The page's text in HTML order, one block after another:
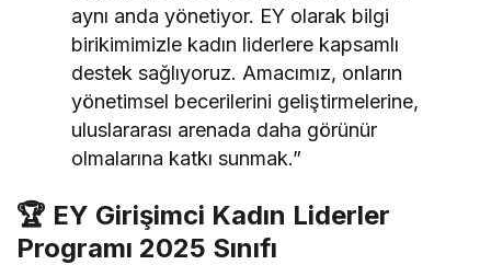
aynı anda yönetiyor. EY olarak bilgi
birikimimizle kadın liderlere kapsamlı
destek sağlıyoruz. Amacımız, onların
yönetimsel becerilerini geliştirmelerine,
uluslararası arenada daha görünür
olmalarına katkı sunmak.”
🏆 EY Girişimci Kadın Liderler
Programı 2025 Sınıfı